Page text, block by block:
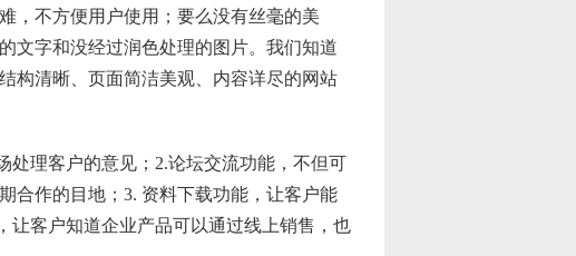
，不方便用户使用；要么没有丝毫的美
文字和没经过润色处理的图片。我们知道
构清晰、页面简洁美观、内容详尽的网站
处理客户的意见；2.论坛交流功能，不但可
合作的目地；3. 资料下载功能，让客户能
让客户知道企业产品可以通过线上销售，也